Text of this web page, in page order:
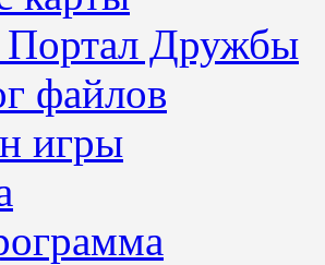
Дружбы
файлов
игры